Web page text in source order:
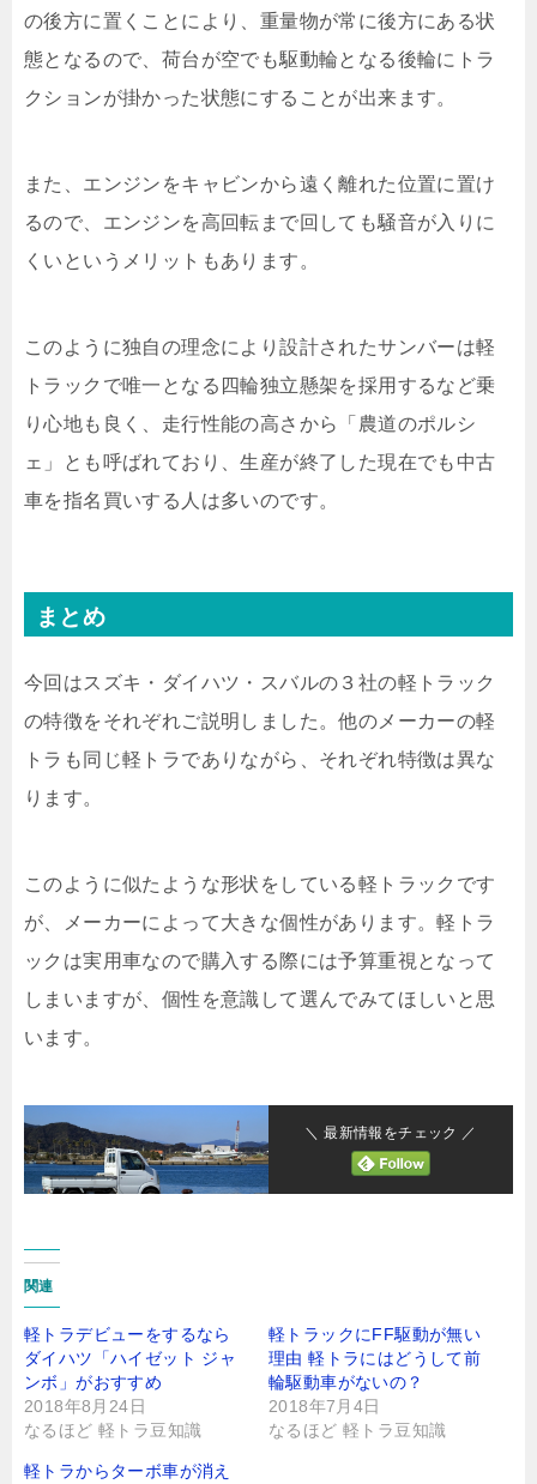
の後方に置くことにより、重量物が常に後方にある状
態となるので、荷台が空でも駆動輪となる後輪にトラ
クションが掛かった状態にすることが出来ます。
また、エンジンをキャビンから遠く離れた位置に置け
るので、エンジンを高回転まで回しても騒音が入りに
くいというメリットもあります。
このように独自の理念により設計されたサンバーは軽
トラックで唯一となる四輪独立懸架を採用するなど乗
り心地も良く、走行性能の高さから「農道のポルシ
ェ」とも呼ばれており、生産が終了した現在でも中古
車を指名買いする人は多いのです。
まとめ
今回はスズキ・ダイハツ・スバルの３社の軽トラック
の特徴をそれぞれご説明しました。他のメーカーの軽
トラも同じ軽トラでありながら、それぞれ特徴は異な
ります。
このように似たような形状をしている軽トラックです
が、メーカーによって大きな個性があります。軽トラ
ックは実用車なので購入する際には予算重視となって
しまいますが、個性を意識して選んでみてほしいと思
います。
＼ 最新情報をチェック ／
関連
軽トラデビューをするなら
ダイハツ「ハイゼット ジャ
ンボ」がおすすめ
2018年8月24日
なるほど 軽トラ豆知識
軽トラックにFF駆動が無い
理由 軽トラにはどうして前
輪駆動車がないの？
2018年7月4日
なるほど 軽トラ豆知識
軽トラからターボ車が消え